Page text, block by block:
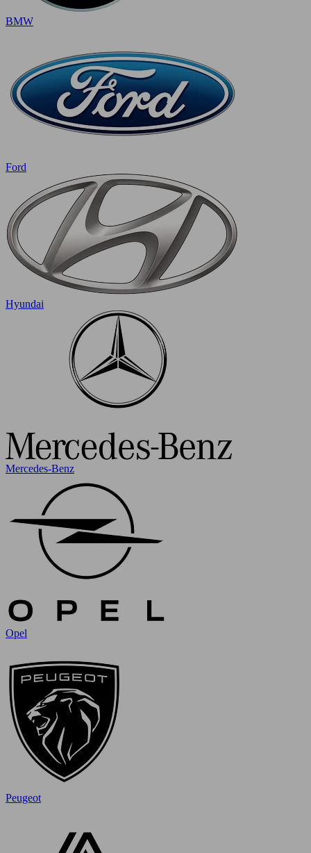
BMW
Ford
Hyundai
Mercedes-Benz
Opel
Peugeot